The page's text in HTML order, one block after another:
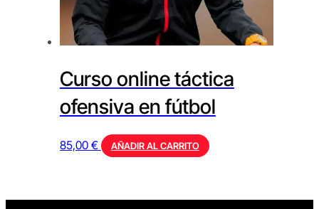
Curso online táctica
ofensiva en fútbol
85,00 € AÑADIR AL CARRITO